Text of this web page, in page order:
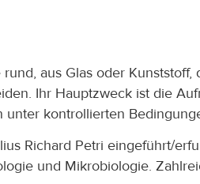
aus Glas oder
Ihr Hauptzweck ist die
kontrollierten
Richard Petri eingeführt/
und Mikrobiologie.